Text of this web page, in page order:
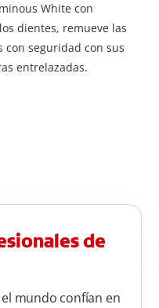
White con
dientes, remueve las
con seguridad con sus
entrelazadas.
de
mundo confían en